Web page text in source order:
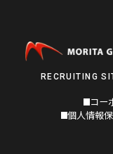
RECRUITING
コー
個人情報